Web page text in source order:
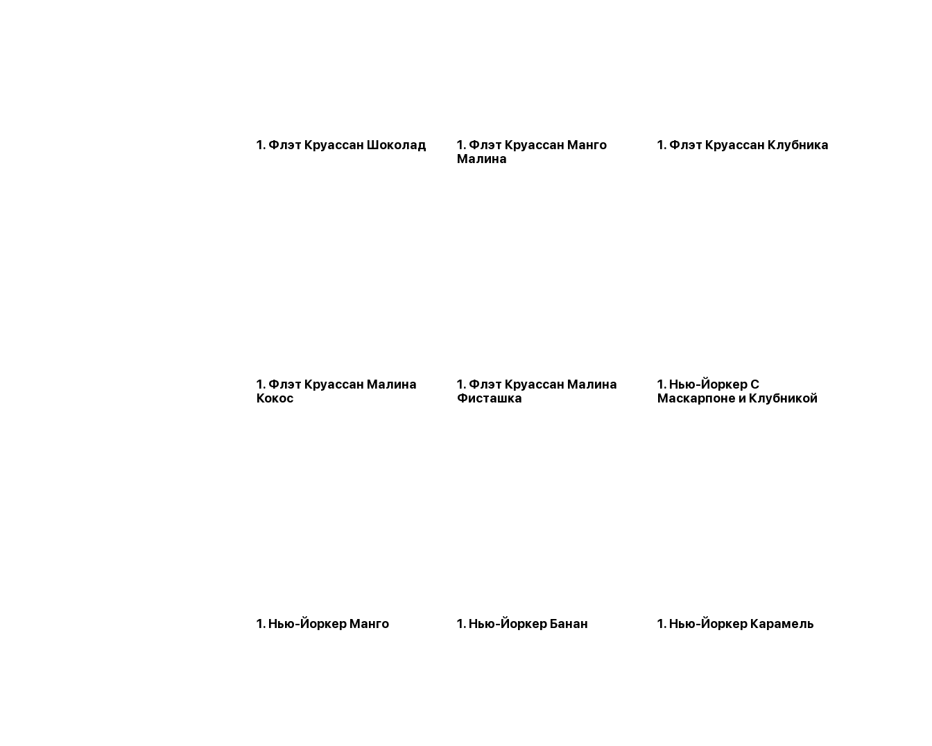
1. Флэт Круассан Шоколад
1. Флэт Круассан Манго
Малина
1. Флэт Круассан Клубника
1. Флэт Круассан Малина
Кокос
1. Флэт Круассан Малина
Фисташка
1. Нью-Йоркер С
Маскарпоне и Клубникой
1. Нью-Йоркер Манго 1. Нью-Йоркер Банан 1. Нью-Йоркер Карамель